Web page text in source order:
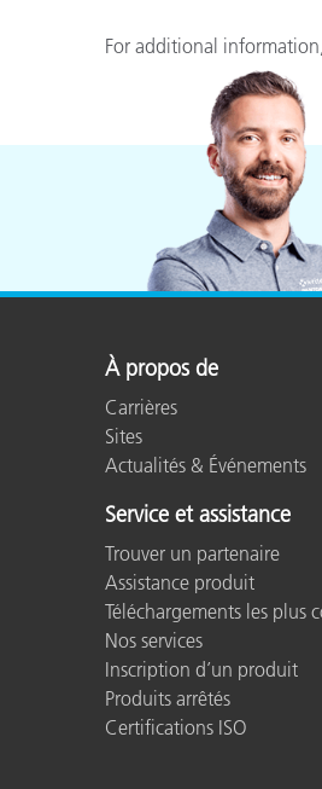
For additional
À propos de
Carrières
Sites
Actualités & Événements
Service et assistance
Trouver un partenaire
Assistance produit
Téléchargements les plus
Nos services
Inscription d’un produit
Produits arrêtés
Certifications ISO